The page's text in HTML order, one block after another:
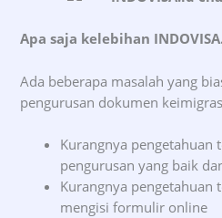
Apa saja kelebihan
Ada beberapa masalah yang
pengurusan dokumen
Kurangnya pengetahuan
pengurusan yang baik
Kurangnya pengetahuan
mengisi formulir online